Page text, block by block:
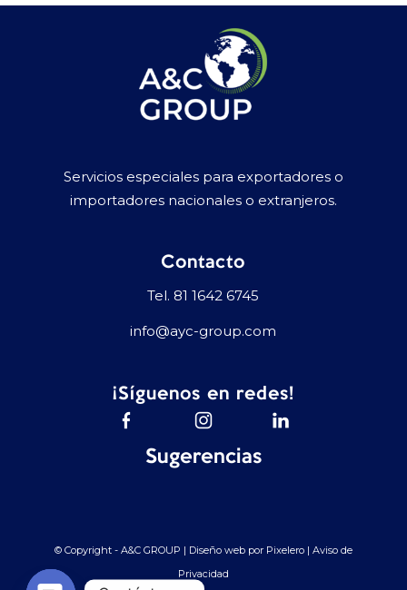
Servicios especiales para exportadores o
importadores nacionales o extranjeros.
Contacto
Tel. 81 1642 6745
info@ayc-group.com
¡Síguenos en redes!
Sugerencias
© Copyright - A&C GROUP | Diseño web por Pixelero| Aviso de
Privacidad